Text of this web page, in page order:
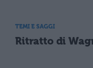
TEMI E SAGGI
Ritratto di